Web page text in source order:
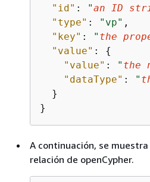
"id" : "an ID
"type" : "vp" ,
"key" : " the
"value" : {
"value" : " the
"dataType" : "
  }
}
A continuación, se
relación de openCypher.